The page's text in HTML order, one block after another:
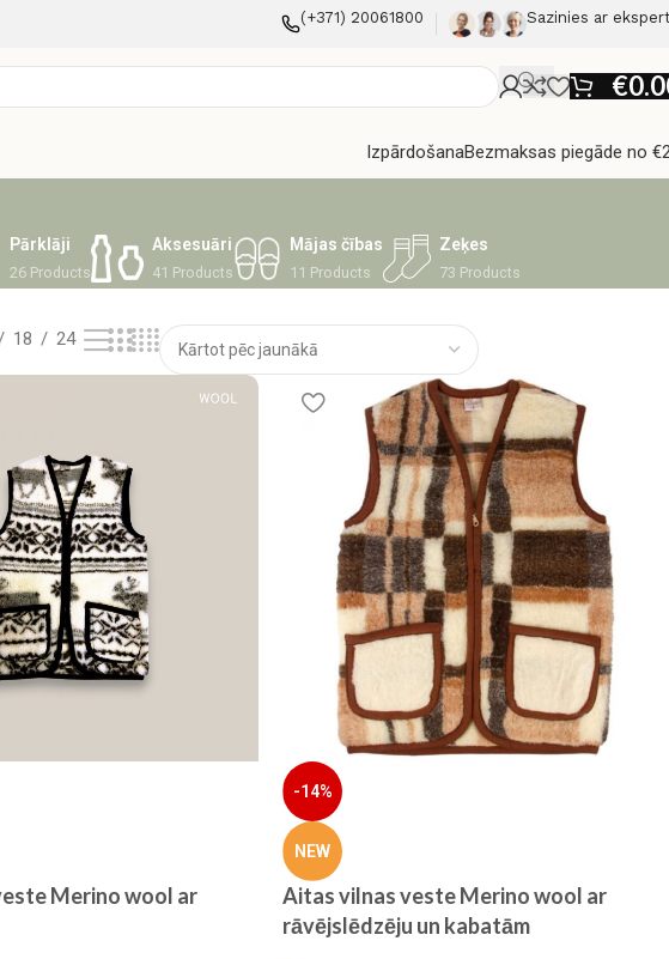
(+371) 20061800 Sazinies ar
€
IzpārdošanaBezmaksas piegāde no
Pārklāji
26 Products
Aksesuāri
41 Products
Mājas čības
11 Products
Zeķes
73 Products
18 24
Merino wool ar
-14%
NEW
Aitas vilnas veste Merino wool ar
rāvējslēdzēju un kabatām